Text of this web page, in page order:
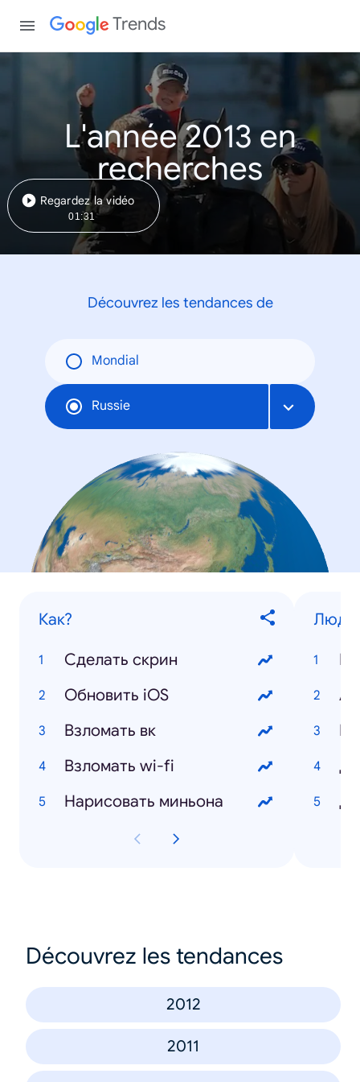
Trends
L'année 2013 en
recherches
Regardez la vidéo
01:31
Découvrez les tendances de
Mondial
Russie
Как?
Сделать скрин
Обновить iOS
Взломать вк
Взломать wi-fi
Нарисовать миньона
Люди
Découvrez les tendances
2012
2011